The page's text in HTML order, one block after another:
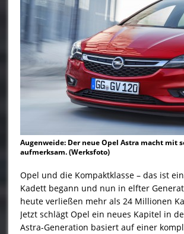
Augenweide: Der neue Opel Astra macht
aufmerksam. (Werksfoto)
Opel und die Kompaktklasse – das ist
Kadett begann und nun in elfter
heute verließen mehr als 24 Millionen
Jetzt schlägt Opel ein neues Kapitel in
Astra-Generation basiert auf einer